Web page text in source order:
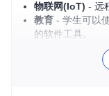
物联网(IoT) - 远
教育 - 学生可以
的软件工具。
- 配合